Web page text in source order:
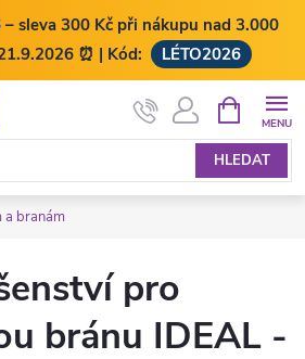
sleva 300 Kč při nákupu nad 3.000
⏰ | Kód:
LÉTO2026
HLEDAT
NÁKUPNÍ
KOŠÍK
a branám
pro
bránu IDEAL -